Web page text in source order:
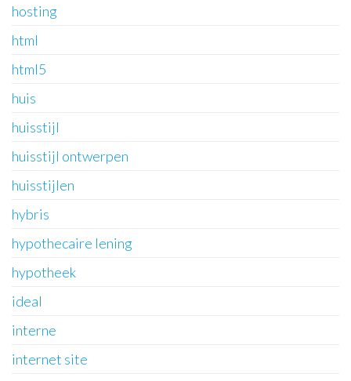
hosting
html
html5
huis
huisstijl
huisstijl ontwerpen
huisstijlen
hybris
hypothecaire lening
hypotheek
ideal
interne
internet site